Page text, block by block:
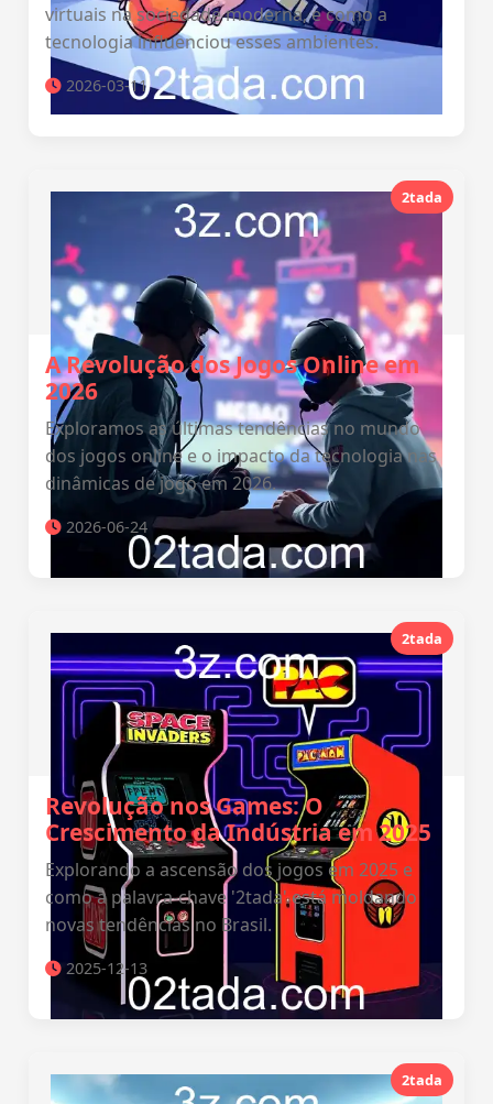
virtuais na sociedade moderna, e como a
tecnologia influenciou esses ambientes.
2026-03-11
2tada
A Revolução dos Jogos Online em
2026
Exploramos as últimas tendências no mundo
dos jogos online e o impacto da tecnologia nas
dinâmicas de jogo em 2026.
2026-06-24
2tada
Revolução nos Games: O
Crescimento da Indústria em 2025
Explorando a ascensão dos jogos em 2025 e
como a palavra-chave '2tada' está moldando
novas tendências no Brasil.
2025-12-13
2tada